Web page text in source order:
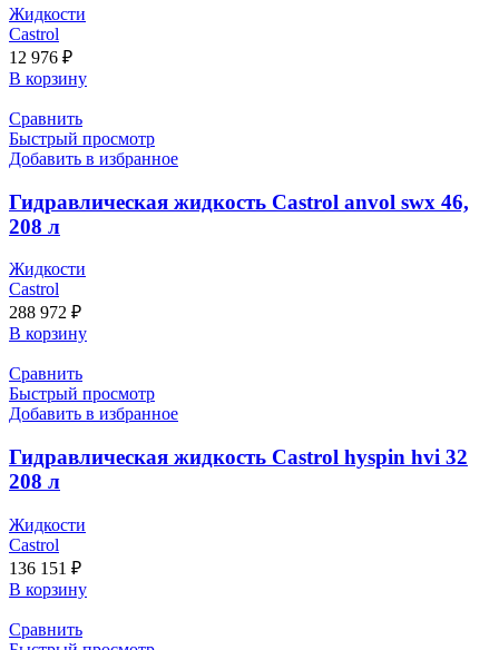
Жидкости
Castrol
12 976 ₽
В корзину
Сравнить
Быстрый просмотр
Добавить в избранное
Гидравлическая жидкость Castrol anvol swx 46,
208 л
Жидкости
Castrol
288 972 ₽
В корзину
Сравнить
Быстрый просмотр
Добавить в избранное
Гидравлическая жидкость Castrol hyspin hvi 32
208 л
Жидкости
Castrol
136 151 ₽
В корзину
Сравнить